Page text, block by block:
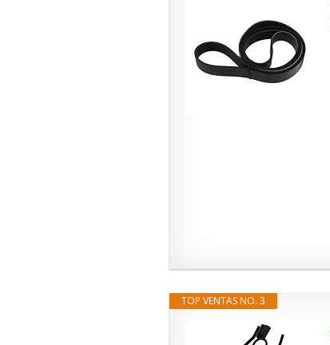
TOP VENTAS NO. 3